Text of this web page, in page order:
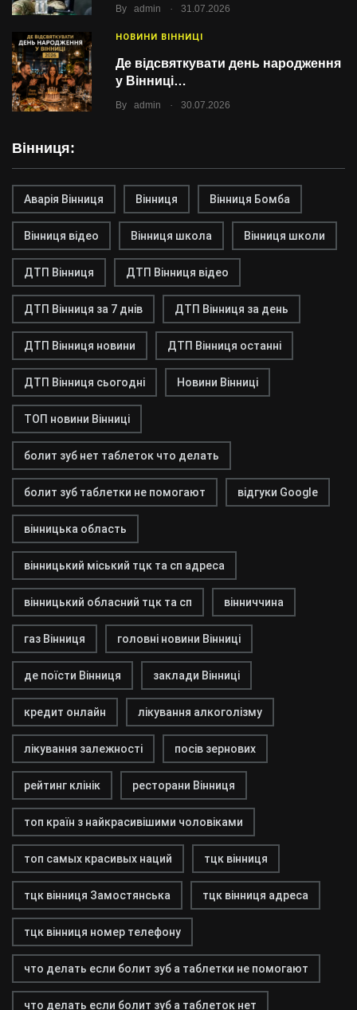
By admin . 31.07.2026
НОВИНИ ВІННИЦІ
Де відсвяткувати день народження
у Вінниці…
By admin . 30.07.2026
Вінниця:
Аварія Вінниця Вінниця Вінниця Бомба
Вінниця відео Вінниця школа Вінниця школи
ДТП Вінниця ДТП Вінниця відео
ДТП Вінниця за 7 днів ДТП Вінниця за день
ДТП Вінниця новини ДТП Вінниця останні
ДТП Вінниця сьогодні Новини Вінниці
ТОП новини Вінниці
болит зуб нет таблеток что делать
болит зуб таблетки не помогают відгуки Google
вінницька область
вінницький міський тцк та сп адреса
вінницький обласний тцк та сп вінниччина
газ Вінниця головні новини Вінниці
де поїсти Вінниця заклади Вінниці
кредит онлайн лікування алкоголізму
лікування залежності посів зернових
рейтинг клінік ресторани Вінниця
топ країн з найкрасивішими чоловіками
топ самых красивых наций тцк вінниця
тцк вінниця Замостянська тцк вінниця адреса
тцк вінниця номер телефону
что делать если болит зуб а таблетки не помогают
что делать если болит зуб а таблеток нет